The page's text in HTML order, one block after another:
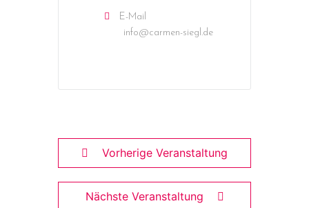
E-Mail
info@carmen-siegl.de
Vorherige Veranstaltung
Nächste Veranstaltung